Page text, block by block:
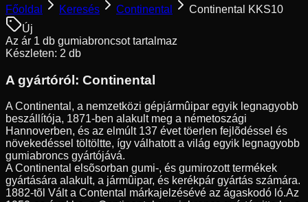
Főoldal Keresés Continental
Continental KKS10
Új
Az ár 1 db gumiabroncsot tartalmaz
Készleten: 2 db
A gyártóról: Continental
A Continental, a nemzetközi gépjármûipar egyik legnagyobb
beszállítója, 1871-ben alakult meg a németoszági
Hannoverben, és az elmúlt 137 évet töerlen fejlõdéssel és
növekedéssel töltöltte, így válhatott a világ egyik legnagyobb
gumiabroncs gyártójává.
A Continental elsõsorban gumi-, és gumirozott termékek
gyártására alakult, a jármûipar, és kerékpár gyártás számára.
1882-tõl Vált a Contental márkajelzésévé az ágaskodó ló.Az